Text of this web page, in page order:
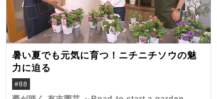
暑い夏でも元気に育つ！ニチニチソウの魅
力に迫る
#88